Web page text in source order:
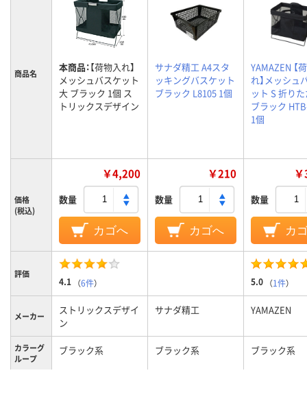
商品名 本商品：【荷物入れ】
メッシュバスケット
大 ブラック 1個 ス
トリックスデザイン
サナダ精工 A4スタ
ッキングバスケット
ブラック L8105 1個
YAMAZEN 【
れ】メッシュ
ット S 折り
ブラック
1個
価格
(税込)
￥4,200
数量
カゴへ
￥210
数量
カゴへ
数量
カ
評価
4.1 （6件） 5.0 （1件）
メーカー
ストリックスデザイ
ン
サナダ精工 YAMAZEN
カラーグ
ループ
ブラック系 ブラック系 ブラック系